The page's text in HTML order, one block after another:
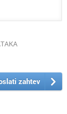
zahtev